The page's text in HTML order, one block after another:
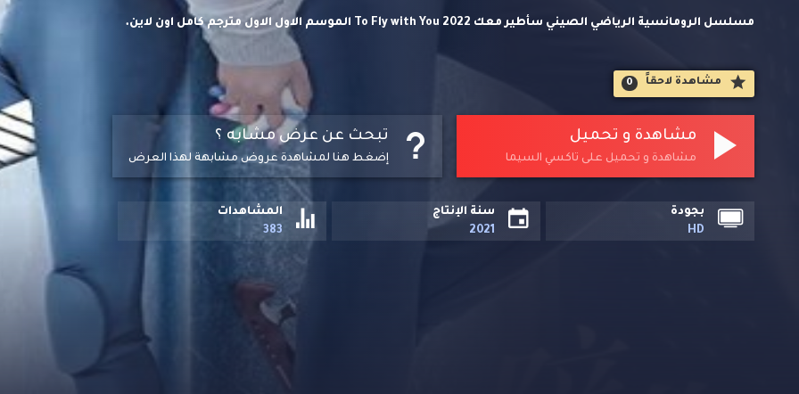
مسلسل الرومانسية الرياضي الصيني سأطير معك To Fly with You 2022 الموسم الاول الاول مترجم كامل اون لاين.
وتحميل مباشر مسلسلات اسيوية حصريا على تاكسي السيما.
مشاهدة لاحقاََ 0
تبحث عن عرض مشابه ؟
إضغط هنا لمشاهدة عروض مشابهة لهذا العرض
مشاهدة و تحميل
مشاهدة و تحميل على تاكسي السيما
بجودة
HD
سنة الإنتاج
2021
المشاهدات
383